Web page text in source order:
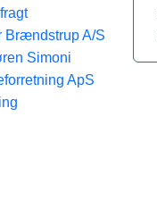
Brændstrup A/S
Simoni
ApS